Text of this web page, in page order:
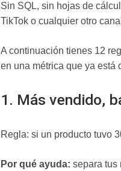
Sin SQL, sin hojas de
TikTok o cualquier otro
A continuación tienes 12
en una métrica que ya está
1. Más vendido,
Regla: si un producto tuvo
Por qué ayuda: separa tus